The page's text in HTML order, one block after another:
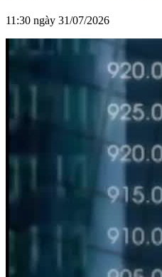
11:30 ngày 31/07/2026